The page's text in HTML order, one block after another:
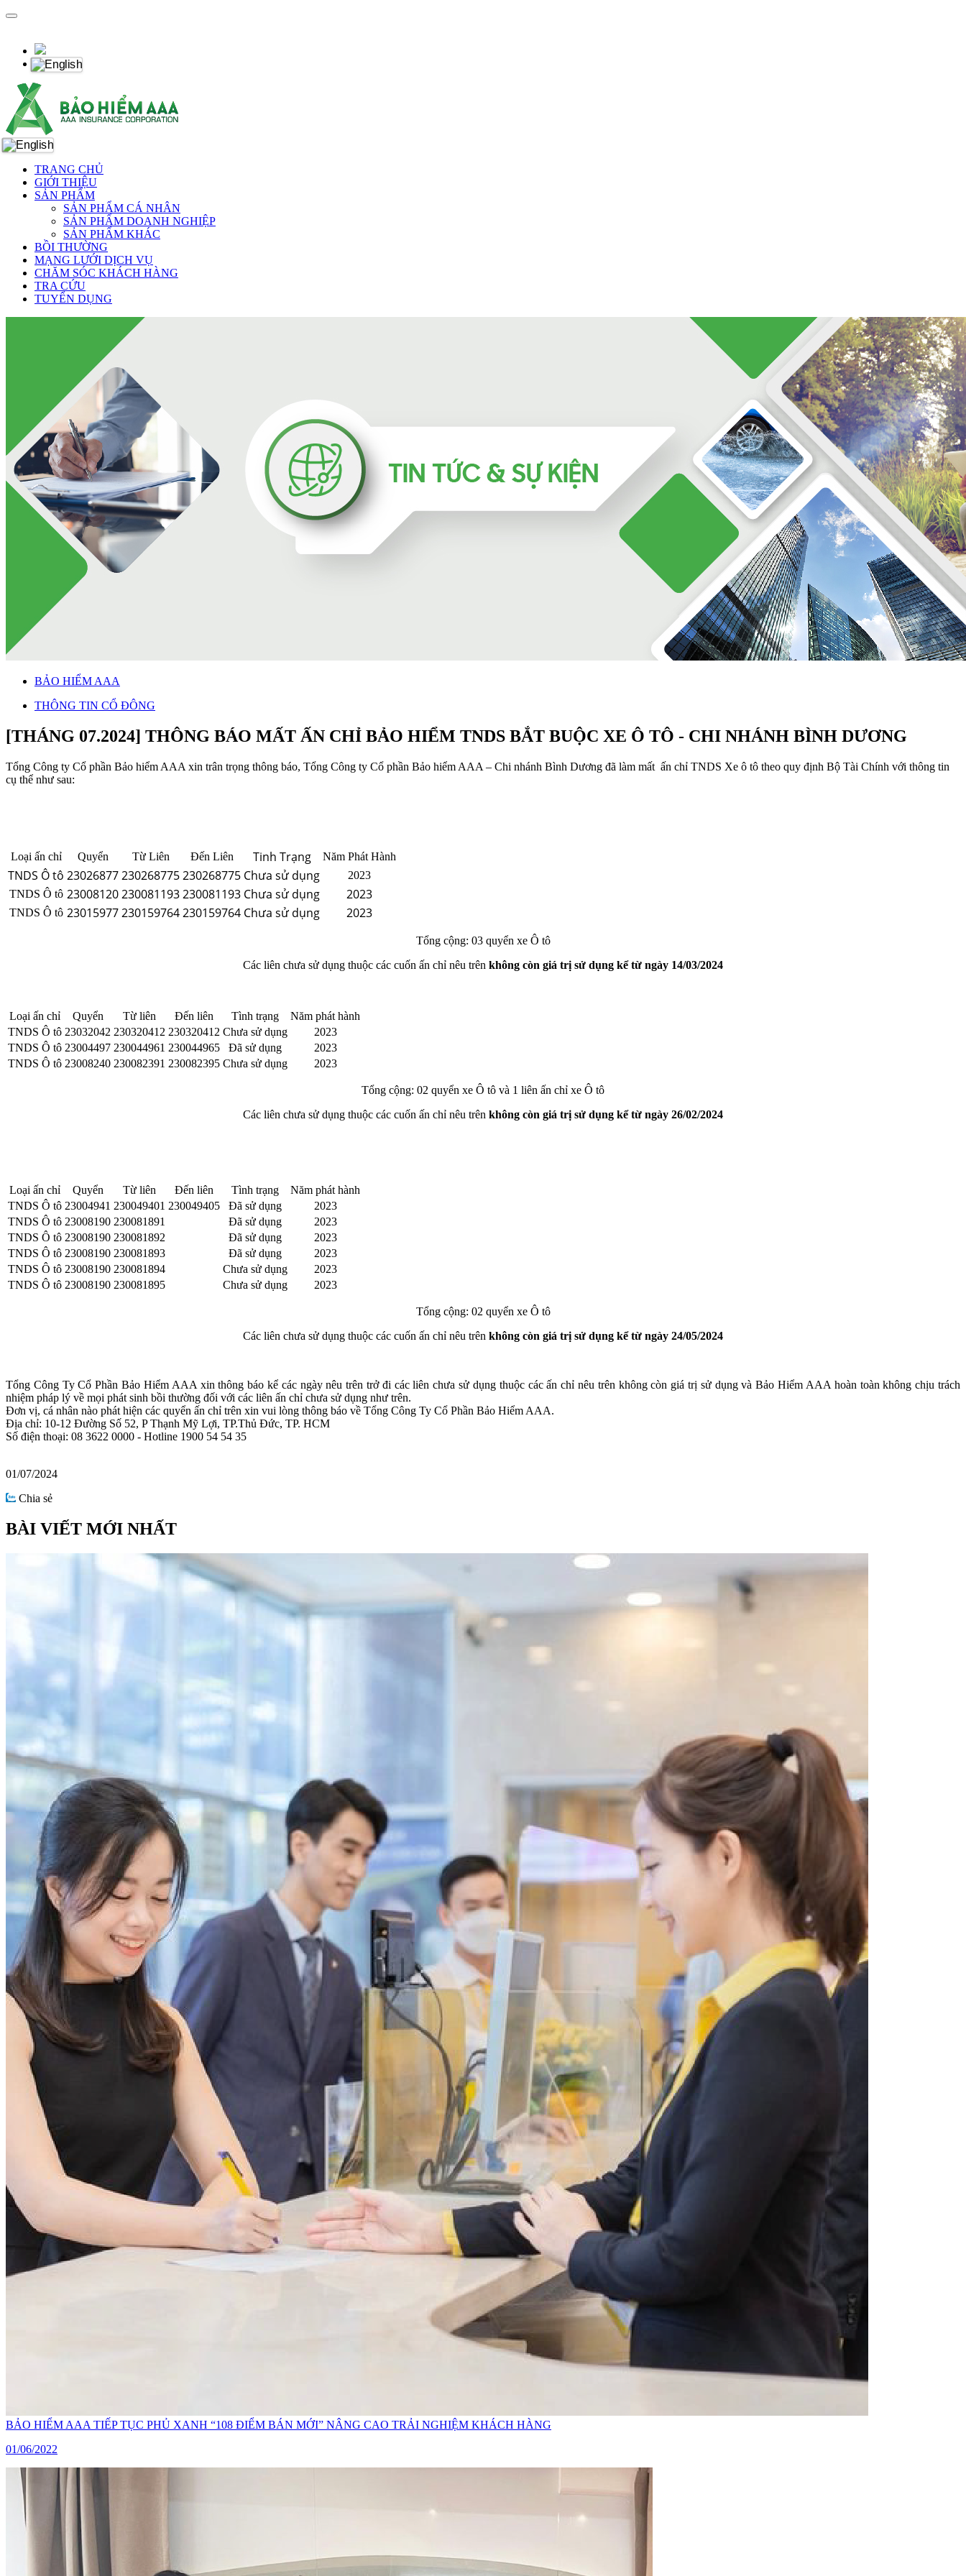
TRANG CHỦ
GIỚI THIỆU
SẢN PHẨM
SẢN PHẨM CÁ NHÂN
SẢN PHẨM DOANH NGHIỆP
SẢN PHẨM KHÁC
BỒI THƯỜNG
MẠNG LƯỚI DỊCH VỤ
CHĂM SÓC KHÁCH HÀNG
TRA CỨU
TUYỂN DỤNG
BẢO HIỂM AAA
THÔNG TIN CỔ ĐÔNG
[THÁNG 07.2024] THÔNG BÁO MẤT ẤN CHỈ BẢO HIỂM TNDS BẮT BUỘC XE Ô TÔ - CHI NHÁNH BÌNH DƯƠNG
Tổng Công ty Cổ phần Bảo hiểm AAA xin trân trọng thông báo, Tổng Công ty Cổ phần Bảo hiểm AAA – Chi nhánh Bình Dương đã làm mất ấn chỉ TNDS Xe ô tô theo quy định Bộ Tài Chính với thông tin
cụ thể như sau:
Loại ấn chỉ Quyển Từ Liên Đến Liên Tinh Trạng Năm Phát Hành
TNDS Ô tô 23026877230268775230268775 Chưa sử dụng
2023
TNDS Ô tô 23008120230081193230081193 Chưa sử dụng 2023
TNDS Ô tô 23015977230159764230159764 Chưa sử dụng 2023
Tổng cộng: 03 quyển xe Ô tô
Các liên chưa sử dụng thuộc các cuốn ấn chỉ nêu trên không còn giá trị sử dụng kể từ ngày 14/03/2024
Loại ấn chỉ Quyển Từ liên Đến liên Tình trạng
Năm phát hành
TNDS Ô tô 23032042 230320412 230320412 Chưa sử dụng
2023
TNDS Ô tô 23004497 230044961 230044965 Đã sử dụng
2023
TNDS Ô tô 23008240 230082391 230082395 Chưa sử dụng 2023
Tổng cộng: 02 quyển xe Ô tô và 1 liên ấn chỉ xe Ô tô
Các liên chưa sử dụng thuộc các cuốn ấn chỉ nêu trên không còn giá trị sử dụng kể từ ngày 26/02/2024
Loại ấn chỉ Quyển Từ liên Đến liên Tình trạng
Năm phát hành
TNDS Ô tô 23004941 230049401 230049405 Đã sử dụng
2023
TNDS Ô tô 23008190 230081891 Đã sử dụng
2023
TNDS Ô tô 23008190 230081892 Đã sử dụng
2023
TNDS Ô tô 23008190 230081893 Đã sử dụng
2023
TNDS Ô tô 23008190 230081894 Chưa sử dụng
2023
TNDS Ô tô 23008190 230081895 Chưa sử dụng 2023
Tổng cộng: 02 quyển xe Ô tô
Các liên chưa sử dụng thuộc các cuốn ấn chỉ nêu trên không còn giá trị sử dụng kể từ ngày 24/05/2024
Tổng Công Ty Cổ Phần Bảo Hiểm AAA xin thông báo kể các ngày nêu trên trở đi các liên chưa sử dụng thuộc các ấn chỉ nêu trên không còn giá trị sử dụng và Bảo Hiểm AAA hoàn toàn không chịu trách
nhiệm pháp lý về mọi phát sinh bồi thường đối với các liên ấn chỉ chưa sử dụng như trên.
Đơn vị, cá nhân nào phát hiện các quyển ấn chỉ trên xin vui lòng thông báo về Tổng Công Ty Cổ Phần Bảo Hiểm AAA.
Địa chỉ: 10-12 Đường Số 52, P Thạnh Mỹ Lợi, TP.Thủ Đức, TP. HCM
Số điện thoại: 08 3622 0000 - Hotline 1900 54 54 35
01/07/2024
Chia sẻ
BÀI VIẾT MỚI NHẤT
BẢO HIỂM AAA TIẾP TỤC PHỦ XANH “108 ĐIỂM BÁN MỚI” NÂNG CAO TRẢI NGHIỆM KHÁCH HÀNG
01/06/2022